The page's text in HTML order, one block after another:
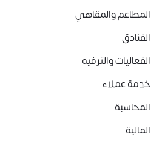
المطاعم والمقاهي
الفنادق
الفعاليات والترفيه
خدمة عملاء
المحاسبة
المالية